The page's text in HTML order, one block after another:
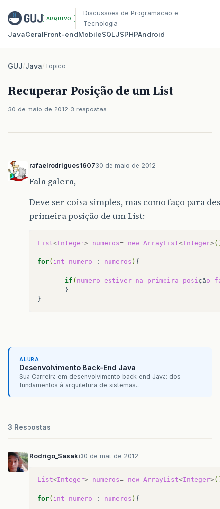
ARQUIVO
Discussoes de Programacao e
Tecnologia
JavaGeralFront‑endMobileSQLJSPHPAndroid
GUJ/Java/Topico
Recuperar Posição de um List
30 de maio de 2012 3 respostas
rafaelrodrigues160730 de maio de 2012
Fala galera,
Deve ser coisa simples, mas como faço para
primeira posição de um List:
List<Integer> numeros= new ArrayList<Integer>
for( int numero : numeros ) {
if ( numero estiver na primeira posi ção
}
ALURA
Desenvolvimento Back-End Java
Sua Carreira em desenvolvimento back-end Java: dos
fundamentos à arquitetura de sistemas...
3 Respostas
Rodrigo_Sasaki30 de mai. de 2012
List<Integer> numeros= new ArrayList<Integer>
for( int numero : numeros ) {